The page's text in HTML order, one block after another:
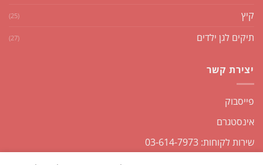
קיץ (25)
תיקים לגן ילדים (27)
יצירת קשר
פייסבוק
אינסטגרם
שירות לקוחות: 03-614-7973